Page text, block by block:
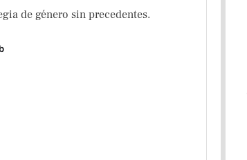
de género sin precedentes.